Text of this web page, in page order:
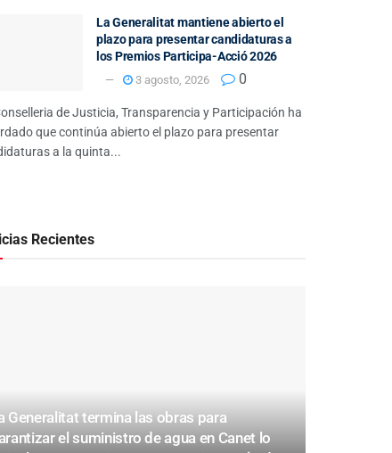
La Generalitat mantiene abierto el
plazo para presentar candidaturas a
los Premios Participa-Acció 2026
3 agosto, 2026 0
de Justicia, Transparencia y Participación ha
que continúa abierto el plazo para presentar
a la quinta...
Recientes
Generalitat termina las obras para
el suministro de agua en Canet lo